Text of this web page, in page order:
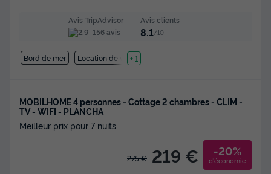
Avis TripAdvisor
156 avis
Avis clients
8.1/10
Bord de mer Location de vélos
+ 1
MOBILHOME 4 personnes - Cottage 2 chambres - CLIM -
TV - WIFI - PLANCHA
Meilleur prix pour 7 nuits
275 € 219 € -20%
d'économie